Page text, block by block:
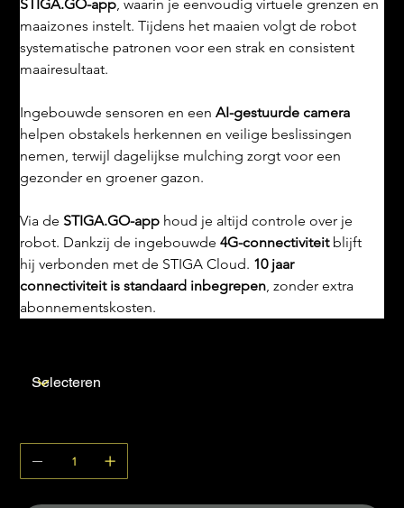
STIGA.GO-app, waarin je eenvoudig virtuele grenzen en
maaizones instelt. Tijdens het maaien volgt de robot
systematische patronen voor een strak en consistent
maairesultaat.
Ingebouwde sensoren en een AI-gestuurde camera
helpen obstakels herkennen en veilige beslissingen
nemen, terwijl dagelijkse mulching zorgt voor een
gezonder en groener gazon.
Via de STIGA.GO-app houd je altijd controle over je
robot. Dankzij de ingebouwde 4G-connectiviteit blijft
hij verbonden met de STIGA Cloud. 10 jaar
connectiviteit is standaard inbegrepen, zonder extra
abonnementskosten.